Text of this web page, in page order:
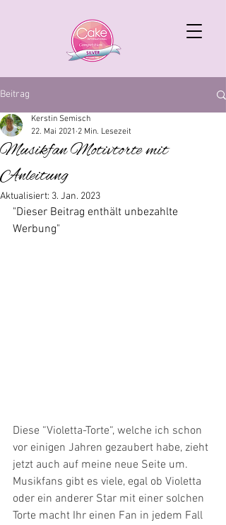
Beitrag
Musikfan Motivtorte mit
Anleitung
Kerstin Semisch
22. Mai 2021 2 Min. Lesezeit
Aktualisiert: 3. Jan. 2023
"Dieser Beitrag enthält unbezahlte
Werbung"
Diese “Violetta-Torte“, welche ich schon
vor einigen Jahren gezaubert habe, zieht
jetzt auch auf meine neue Seite um.
Musikfans gibt es viele, egal ob Violetta
oder ein anderer Star mit einer solchen
Torte macht Ihr einen Fan in jedem Fall